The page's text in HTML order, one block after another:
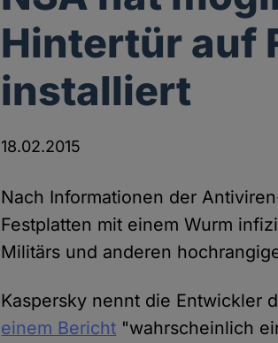
Hintertür auf
installiert
18.02.2015
Nach Informationen der
Festplatten mit einem Wurm
Militärs und anderen
Kaspersky nennt die Entwickler
einem Bericht "wahrscheinlich